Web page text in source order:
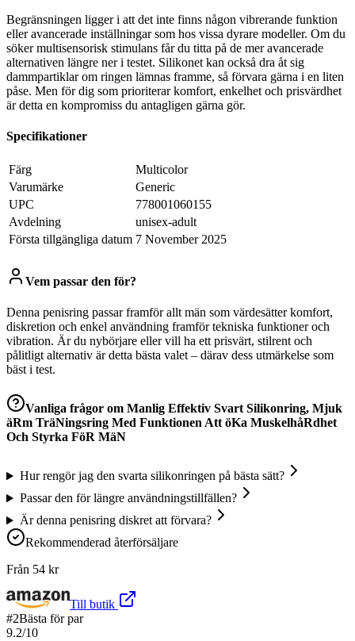
Begränsningen ligger i att det inte finns någon vibrerande funktion
eller avancerade inställningar som hos vissa dyrare modeller. Om du
söker multisensorisk stimulans får du titta på de mer avancerade
alternativen längre ner i testet. Silikonet kan också dra åt sig
dammpartiklar om ringen lämnas framme, så förvara gärna i en liten
påse. Men för dig som prioriterar komfort, enkelhet och prisvärdhet
är detta en kompromiss du antagligen gärna gör.
Specifikationer
Färg
Multicolor
Varumärke
Generic
UPC
778001060155
Avdelning
‎unisex-adult
Första tillgängliga datum 7 November 2025
Vem passar den för?
Denna penisring passar framför allt män som värdesätter komfort,
diskretion och enkel användning framför tekniska funktioner och
vibration. Är du nybörjare eller vill ha ett prisvärt, stilrent och
pålitligt alternativ är detta bästa valet – därav dess utmärkelse som
bäst i test.
Vanliga frågor om Manlig Effektiv Svart Silikonring, Mjuk
äRm TräNingsring Med Funktionen Att öKa MuskelhåRdhet
Och Styrka FöR MäN
Hur rengör jag den svarta silikonringen på bästa sätt?
Passar den för längre användningstillfällen?
Är denna penisring diskret att förvara?
Rekommenderad återförsäljare
Från 54 kr
Till butik
#2Bästa för par
9.2/10